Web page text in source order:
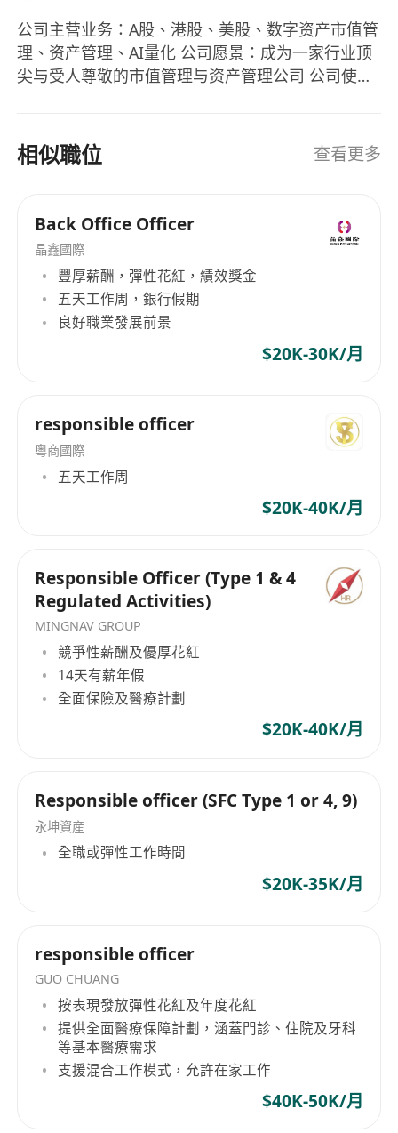
符合香港合法工作資格，包括但不限於：香港永
久性居民身份、高端人才通行證計劃（高才
通）、優秀人才入境計劃（優才通）、非本地畢
福利
彈性花紅制度，與個人表現、團隊成果及公司整
體營運表現掛鉤。
具競爭力之酬金及年終花紅安排。
支援混合工作模式，包括在家工作安排，提升工
作彈性與生活平衡。
全面醫療保障計劃，涵蓋門診、住院及牙科等多
公司主营业务：A股、港股、美股、数字资产市值管
理、资产管理、AI量化 公司愿景：成为一家行业顶
尖与受人尊敬的市值管理与资产管理公司 公司使
相似職位 查看更多
Back Office Officer
晶鑫國際
豐厚薪酬，彈性花紅，績效獎金
五天工作周，銀行假期
良好職業發展前景
$20K-30K/月
responsible officer
粵商國際
五天工作周
$20K-40K/月
Responsible Officer (Type 1 & 4
Regulated Activities)
MINGNAV GROUP
競爭性薪酬及優厚花紅
14天有薪年假
全面保險及醫療計劃
$20K-40K/月
Responsible officer (SFC Type 1 or 4, 9)
永坤資産
全職或彈性工作時間
$20K-35K/月
responsible officer
GUO CHUANG
按表現發放彈性花紅及年度花紅
提供全面醫療保障計劃，涵蓋門診、住院及牙科
等基本醫療需求
支援混合工作模式，允許在家工作
$40K-50K/月